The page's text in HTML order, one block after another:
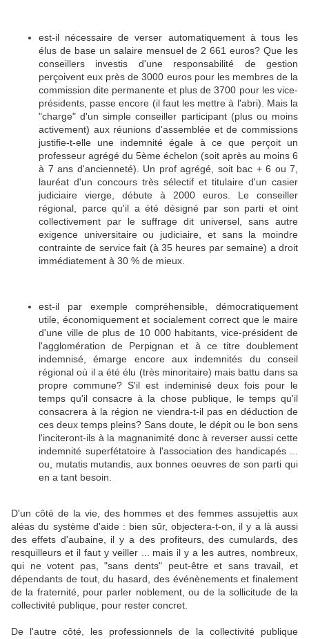
est-il nécessaire de verser automatiquement à tous les
élus de base un salaire mensuel de 2 661 euros? Que les
conseillers investis d'une responsabilité de gestion
perçoivent eux près de 3000 euros pour les membres de la
commission dite permanente et plus de 3700 pour les vice-
présidents, passe encore (il faut les mettre à l'abri). Mais la
"charge" d'un simple conseiller participant (plus ou moins
activement) aux réunions d'assemblée et de commissions
justifie-t-elle une indemnité égale à ce que perçoit un
professeur agrégé du 5ème échelon (soit après au moins 6
à 7 ans d'ancienneté). Un prof agrégé, soit bac + 6 ou 7,
lauréat d'un concours très sélectif et titulaire d'un casier
judiciaire vierge, débute à 2000 euros. Le conseiller
régional, parce qu'il a été désigné par son parti et oint
collectivement par le suffrage dit universel, sans autre
exigence universitaire ou judiciaire, et sans la moindre
contrainte de service fait (à 35 heures par semaine) a droit
immédiatement à 30 % de mieux.
est-il par exemple compréhensible, démocratiquement
utile, économiquement et socialement correct que le maire
d'une ville de plus de 10 000 habitants, vice-président de
l'agglomération de Perpignan et à ce titre doublement
indemnisé, émarge encore aux indemnités du conseil
régional où il a été élu (très minoritaire) mais battu dans sa
propre commune? S'il est indeminisé deux fois pour le
temps qu'il consacre à la chose publique, le temps qu'il
consacrera à la région ne viendra-t-il pas en déduction de
ces deux temps pleins? Sans doute, le dépit ou le bon sens
l'inciteront-ils à la magnanimité donc à reverser aussi cette
indemnité superfétatoire à l'association des handicapés ...
ou, mutatis mutandis, aux bonnes oeuvres de son parti qui
en a tant besoin.
D'un côté de la vie, des hommes et des femmes assujettis aux
aléas du système d'aide : bien sûr, objectera-t-on, il y a là aussi
des effets d'aubaine, il y a des profiteurs, des cumulards, des
resquilleurs et il faut y veiller ... mais il y a les autres, nombreux,
qui ne votent pas, "sans dents" peut-être et sans travail, et
dépendants de tout, du hasard, des événènements et finalement
de la fraternité, pour parler noblement, ou de la sollicitude de la
collectivité publique, pour rester concret.
De l'autre côté, les professionnels de la collectivité publique